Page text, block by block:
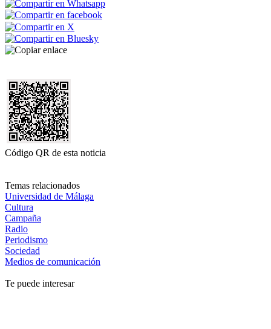
Código QR de esta noticia
Temas relacionados
Universidad de Málaga
Cultura
Campaña
Radio
Periodismo
Sociedad
Medios de comunicación
Te puede interesar